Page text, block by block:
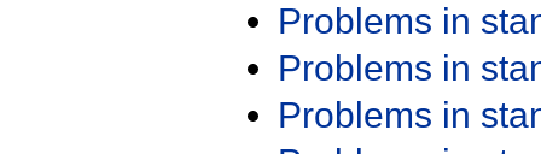
Problems in
Problems in
Problems in